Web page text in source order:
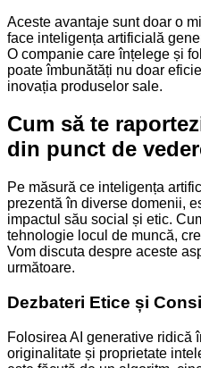
Aceste avantaje sunt doar o
face inteligența artificială
O companie care înțelege și
poate îmbunătăți nu doar
inovația produselor sale.
Cum să te
din punct de
Pe măsură ce inteligența
prezentă în diverse domenii,
impactul său social și etic.
tehnologie locul de muncă,
Vom discuta despre aceste
următoare.
Dezbateri Etice și
Folosirea AI generative ridică
originalitate și proprietate